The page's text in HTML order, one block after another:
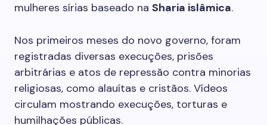
mulheres sírias baseado na Sharia islâmica.
Nos primeiros meses do novo governo, foram
registradas diversas execuções, prisões
arbitrárias e atos de repressão contra minorias
religiosas, como alauítas e cristãos. Vídeos
circulam mostrando execuções, torturas e
humilhações públicas.